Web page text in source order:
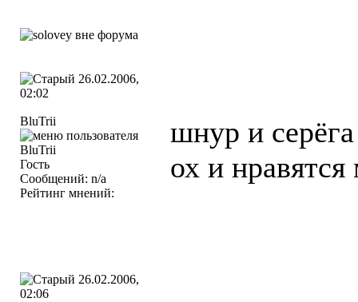
26.02.2006,
02:02
BluTrii
Гость
Сообщений: n/a
Рейтинг мнений:
шнур и серёга
ох и
26.02.2006,
02:06